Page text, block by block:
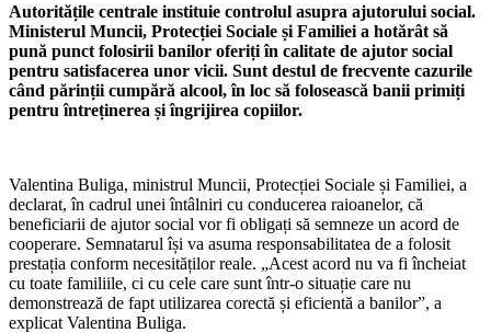
Autoritățile centrale instituie controlul asupra ajutorului social.
Minis­terul Muncii, Protecției Sociale și Familiei a hotărât să
pună punct folo­sirii banilor oferiți în calitate de ajutor social
pentru satisfacerea unor vicii. Sunt destul de frecvente cazurile
când părinții cumpără alcool, în loc să folosească banii primiți
pentru întreținerea și îngrijirea copiilor.
Valentina Buliga, ministrul Muncii, Protecției Sociale și Familiei, a
declarat, în cadrul unei întâlniri cu conducerea ra­ioanelor, că
beneficiarii de ajutor social vor fi obligați să semneze un acord de
co­operare. Semnatarul își va asuma respon­sabilitatea de a folosit
prestația conform necesităților reale. „Acest acord nu va fi încheiat
cu toate familiile, ci cu cele care sunt într-o situație care nu
demonstrează de fapt utilizarea corectă și eficientă a ba­nilor”, a
explicat Valentina Buliga.